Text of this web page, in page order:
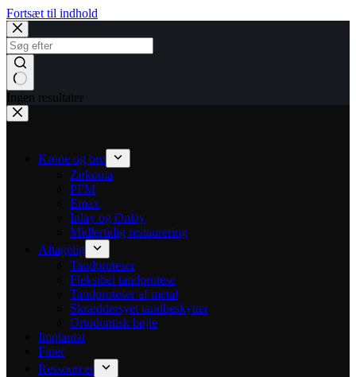
Fortsæt til indhold
Ingen resultater
Krone og bro
Zirkonia
PFM
Emax
Inlay og Onlay
Midlertidig restaurering
Aftagelig
Tandproteser
Fleksibel tandprotese
Tandproteser af metal
Skræddersyet tandbeskytter
Ortodontisk bøjle
Implantat
Finér
Ressourcer